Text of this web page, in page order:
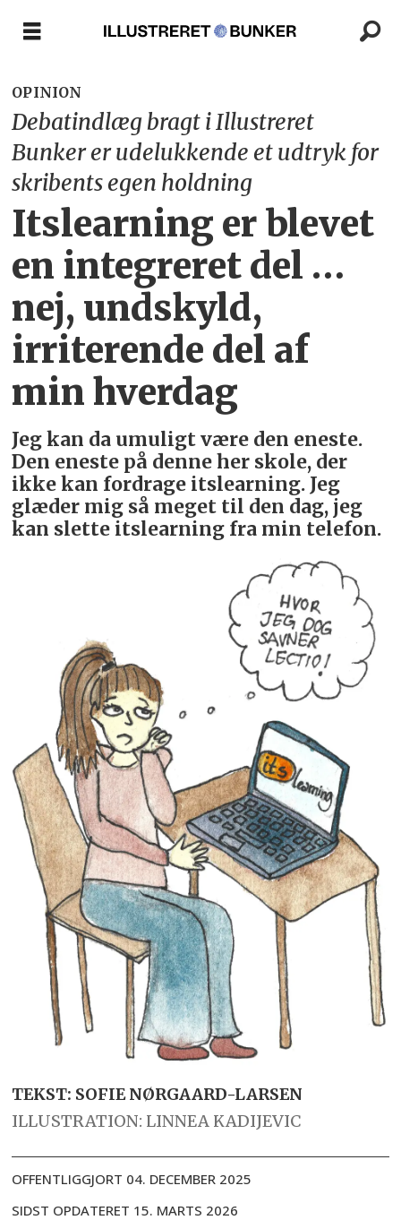
OPINION
Debatindlæg bragt i Illustreret
Bunker er udelukkende et udtryk for
skribents egen holdning
Itslearning er blevet
en integreret del …
nej, undskyld,
irriterende del af
min hverdag
Jeg kan da umuligt være den eneste.
Den eneste på denne her skole, der
ikke kan fordrage itslearning. Jeg
glæder mig så meget til den dag, jeg
kan slette itslearning fra min telefon.
TEKST: SOFIE NØRGAARD-LARSEN
ILLUSTRATION: LINNEA KADIJEVIC
OFFENTLIGGJORT
04. DECEMBER 2025
SIDST OPDATERET
15. MARTS 2026